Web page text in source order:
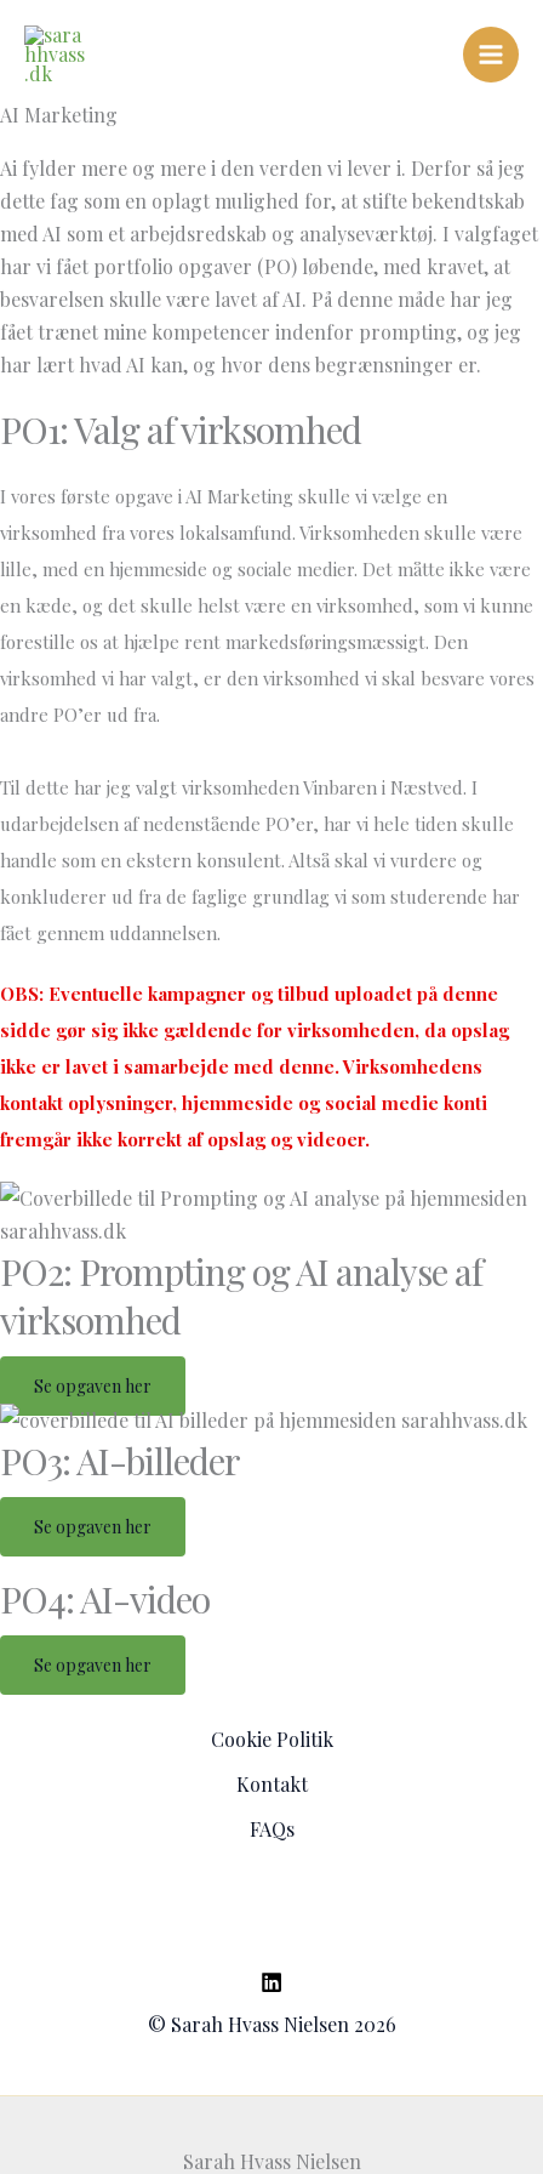
indholdet
AI Marketing
Ai fylder mere og mere i den verden vi lever i. Derfor så jeg
dette fag som en oplagt mulighed for, at stifte bekendtskab
med AI som et arbejdsredskab og analyseværktøj. I valgfaget
har vi fået portfolio opgaver (PO) løbende, med kravet, at
besvarelsen skulle være lavet af AI. På denne måde har jeg
fået trænet mine kompetencer indenfor prompting, og jeg
har lært hvad AI kan, og hvor dens begrænsninger er.
PO1: Valg af virksomhed
I vores første opgave i AI Marketing skulle vi vælge en
virksomhed fra vores lokalsamfund. Virksomheden skulle være
lille, med en hjemmeside og sociale medier. Det måtte ikke være
en kæde, og det skulle helst være en virksomhed, som vi kunne
forestille os at hjælpe rent markedsføringsmæssigt. Den
virksomhed vi har valgt, er den virksomhed vi skal besvare vores
andre PO’er ud fra.
Til dette har jeg valgt virksomheden Vinbaren i Næstved. I
udarbejdelsen af nedenstående PO’er, har vi hele tiden skulle
handle som en ekstern konsulent. Altså skal vi vurdere og
konkluderer ud fra de faglige grundlag vi som studerende har
fået gennem uddannelsen.
OBS: Eventuelle kampagner og tilbud uploadet på denne
sidde gør sig ikke gældende for virksomheden, da opslag
ikke er lavet i samarbejde med denne. Virksomhedens
kontakt oplysninger, hjemmeside og social medie konti
fremgår ikke korrekt af opslag og videoer.
PO2: Prompting og AI analyse af
virksomhed
Se opgaven her
PO3: AI-billeder
Se opgaven her
PO4: AI-video
Se opgaven her
Cookie Politik
Kontakt
FAQs
© Sarah Hvass Nielsen 2026
Sarah Hvass Nielsen